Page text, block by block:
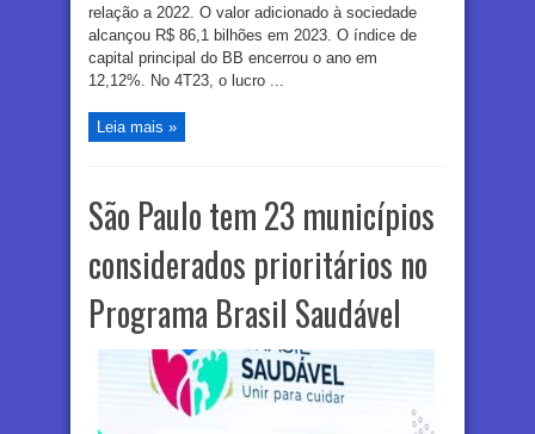
relação a 2022. O valor adicionado à sociedade
alcançou R$ 86,1 bilhões em 2023. O índice de
capital principal do BB encerrou o ano em
12,12%. No 4T23, o lucro ...
Leia mais »
São Paulo tem 23 municípios
considerados prioritários no
Programa Brasil Saudável